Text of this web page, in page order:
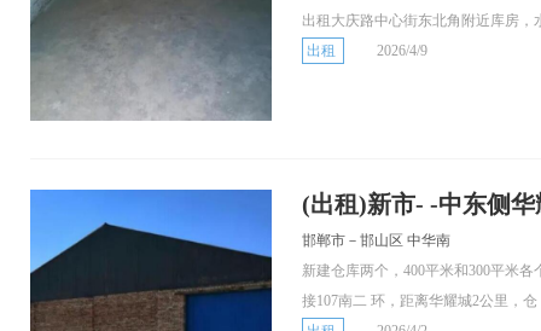
出租大庆路中心街东北角附近库房，
出租
2026/4/9
(出租)新市- -中东侧
邯郸市－邯山区 中华南
新建仓库两个，400平米和300平米
接107南二 环，距离华耀城2公里，仓